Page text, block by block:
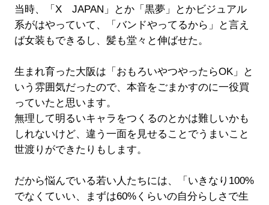
当時、「X JAPAN」とか「黒夢」とかビジュアル
系がはやっていて、「バンドやってるから」と言え
ば女装もできるし、髪も堂々と伸ばせた。
生まれ育った大阪は「おもろいやつやったらOK」と
いう雰囲気だったので、本音をごまかすのに一役買
っていたと思います。
無理して明るいキャラをつくるのとかは難しいかも
しれないけど、違う一面を見せることでうまいこと
世渡りができたりもします。
だから悩んでいる若い人たちには、「いきなり100%
でなくていい、まずは60%くらいの自分らしさで生